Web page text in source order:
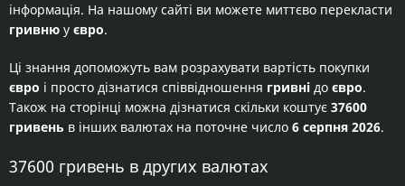
інформація. На нашому сайті ви можете миттєво перекласти
гривню у євро.
Ці знання допоможуть вам розрахувати вартість покупки
євро і просто дізнатися співвідношення гривні до євро.
Також на сторінці можна дізнатися скільки коштує 37600
гривень в інших валютах на поточне число 6 серпня 2026.
37600 гривень в других валютах